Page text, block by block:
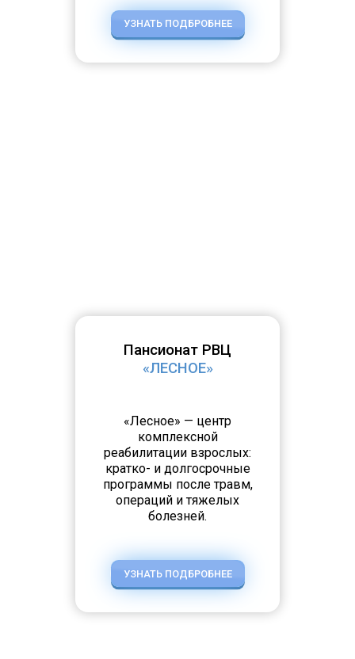
УЗНАТЬ ПОДБРОБНЕЕ
Пансионат РВЦ
«ЛЕСНОЕ»
«Лесное» — центр
комплексной
реабилитации взрослых:
кратко- и долгосрочные
программы после травм,
операций и тяжелых
болезней.
УЗНАТЬ ПОДБРОБНЕЕ